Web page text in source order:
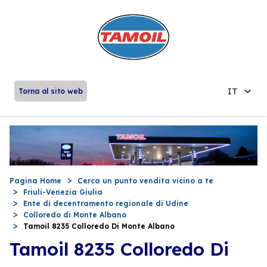
Torna al sito web IT
Pagina Home
Cerca un punto vendita vicino a te
Friuli-Venezia Giulia
Ente di decentramento regionale di Udine
Colloredo di Monte Albano
Tamoil 8235 Colloredo Di Monte Albano
Tamoil 8235 Colloredo Di